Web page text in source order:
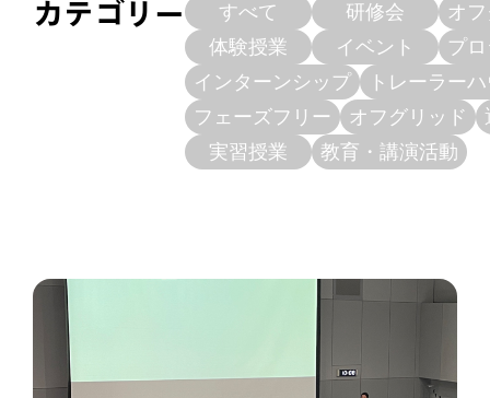
カテゴリー すべて 研修会
オ
体験授業
イベント
プ
インターンシップ
トレーラー
フェーズフリー
オフグリッド
実習授業
教育・講演活動